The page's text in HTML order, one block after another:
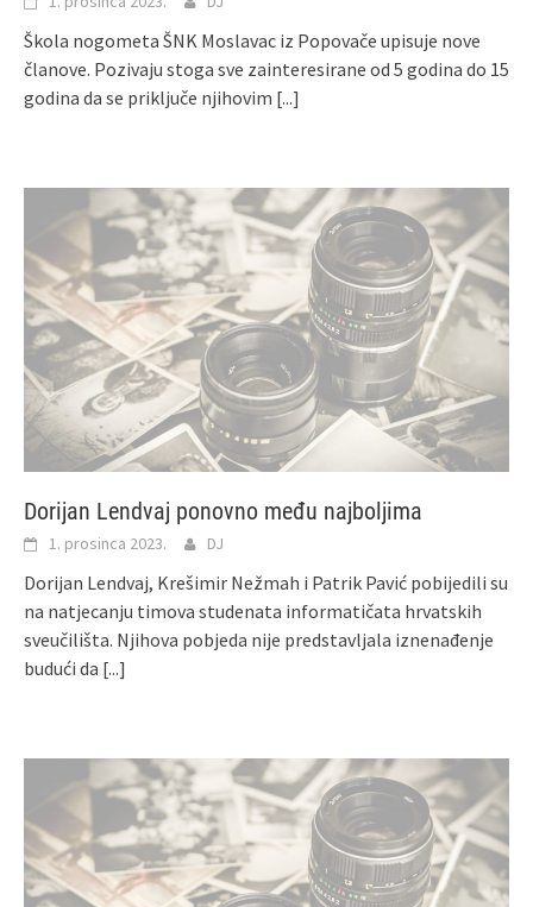
Škola nogometa ŠNK Moslavac iz Popovače upisuje nove
članove. Pozivaju stoga sve zainteresirane od 5 godina do 15
godina da se priključe njihovim [...]
Dorijan Lendvaj ponovno među najboljima
1. prosinca 2023. DJ
Dorijan Lendvaj, Krešimir Nežmah i Patrik Pavić pobijedili su
na natjecanju timova studenata informatičata hrvatskih
sveučilišta. Njihova pobjeda nije predstavljala iznenađenje
budući da [...]